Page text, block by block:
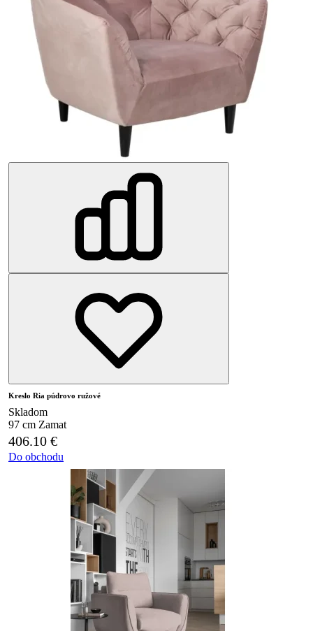
Kreslo Ria púdrovo ružové
Skladom
97 cm Zamat
406.10 €
Do obchodu